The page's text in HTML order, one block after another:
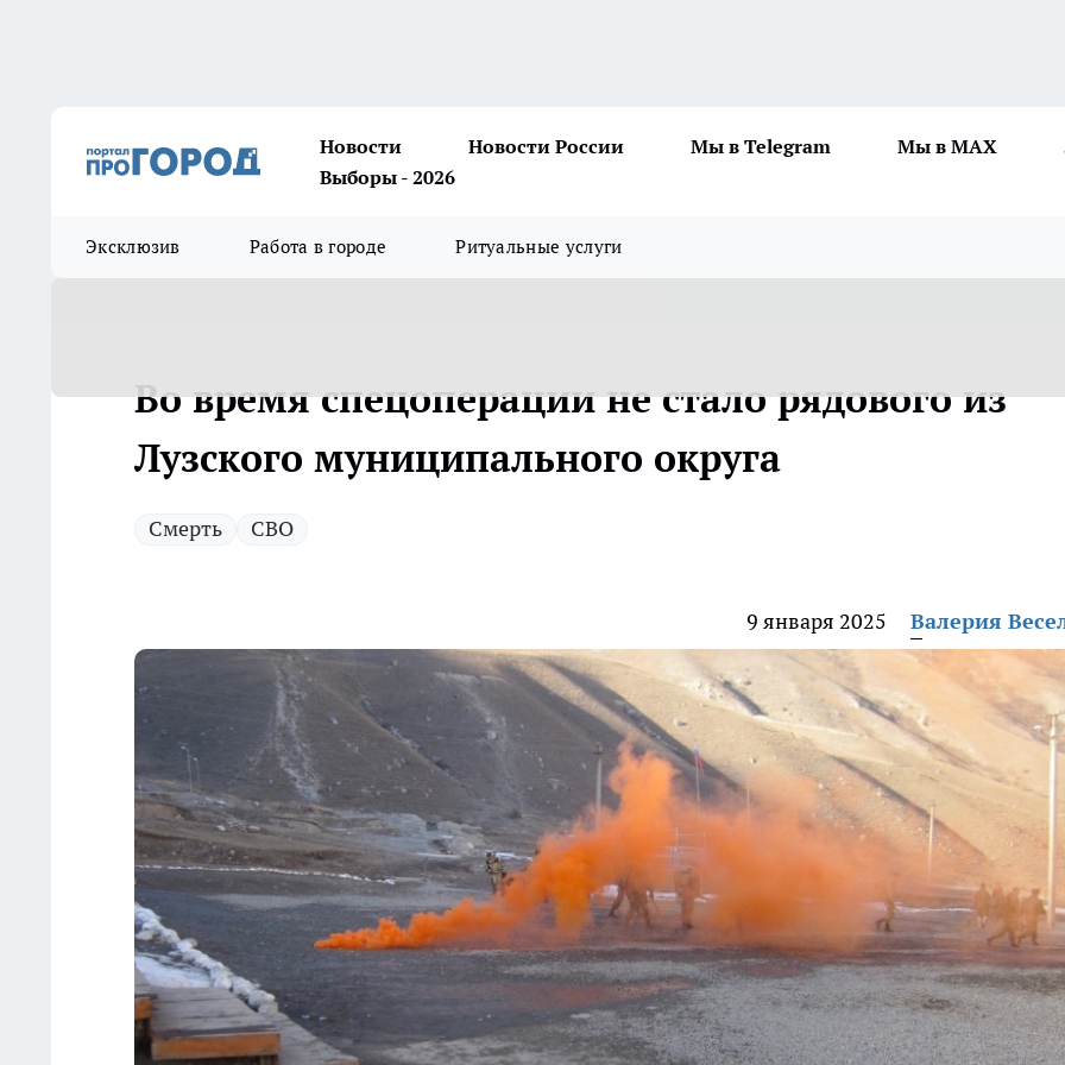
Новости Новости России Мы в Telegram Мы в MAX
Выборы - 2026
Эксклюзив Работа в городе Ритуальные услуги
Во время спецоперации не стало рядового из
Лузского муниципального округа
Смерть СВО
9 января 2025 Валерия